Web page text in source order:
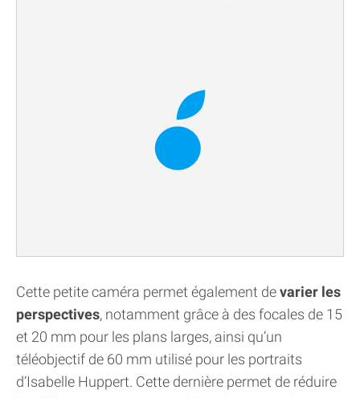
Cette petite caméra permet également devarier les
perspectives, notamment grâce à des focales de 15
et 20 mm pour les plans larges, ainsi qu’un
téléobjectif de 60 mm utilisé pour les portraits
d’Isabelle Huppert. Cette dernière permet de réduire